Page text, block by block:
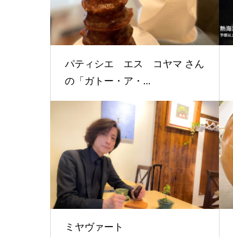
パティシエ エス コヤマ さん
の「ガトー・ア・...
ミヤヴァート